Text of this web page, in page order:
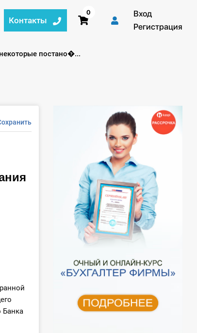
Контакты
0
Вход
Регистрация
постано�...
Банка